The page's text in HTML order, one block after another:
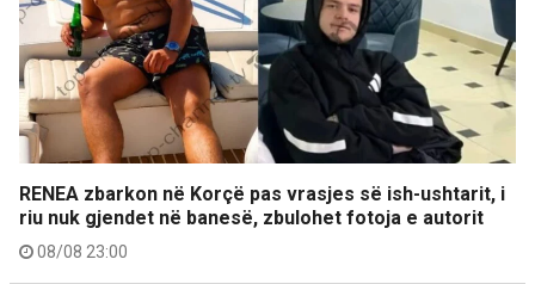
RENEA zbarkon në Korçë pas vrasjes së ish-ushtarit, i
riu nuk gjendet në banesë, zbulohet fotoja e autorit
08/08 23:00